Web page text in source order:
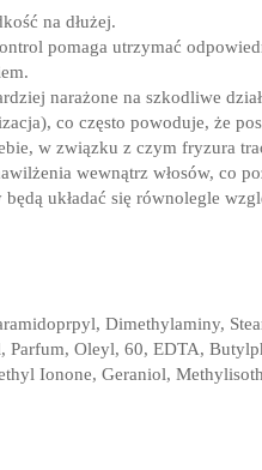
na dłużej.
pomaga utrzymać
narażone na szkodliwe
co często powoduje, że
w związku z czym fryzura
wewnątrz włosów, co
układać się równolegle
Dimethylaminy,
Parfum, Oleyl, 60, EDTA,
Ionone, Geraniol,